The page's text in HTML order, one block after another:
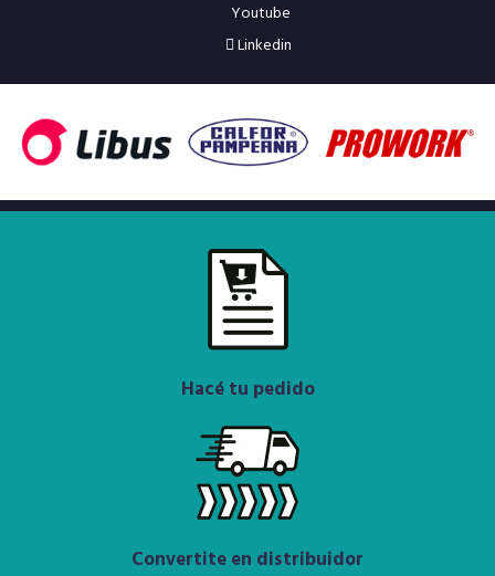
Youtube
Linkedin
Hacé tu pedido
Convertite en distribuidor